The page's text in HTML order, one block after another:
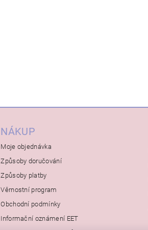
NÁKUP
Moje objednávka
Způsoby doručování
Způsoby platby
Věrnostní program
Obchodní podmínky
Informační oznámení EET